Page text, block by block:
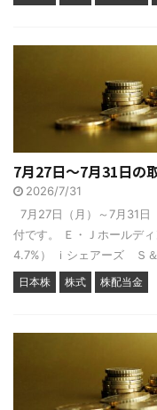
7月27日～7月31日の
2026/7/31
7月27日（月）～7月31日
付です。 Ｅ・Ｊホールデ
4.7%） ｉシェアーズ Ｓ
日本株 株式 株配当金